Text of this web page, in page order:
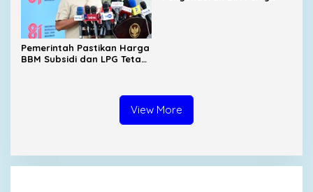
Pemerintah Pastikan Harga
BBM Subsidi dan LPG Tetap
View More